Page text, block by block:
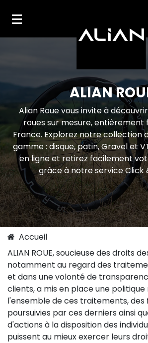
Mon compte
ALIAN
Alian Roue vous invite à
roues sur mesure, entièrement
France. Explorez notre collection
gamme : disque, patin, Gravel et
en ligne et retirez facilement
grâce à notre service Click
Accueil
ALIAN ROUE, soucieuse des droits
notamment au regard des
et dans une volonté de
clients, a mis en place une
l'ensemble de ces traitements, des
poursuivies par ces derniers ainsi
d'actions à la disposition des
puissent au mieux exercer leurs